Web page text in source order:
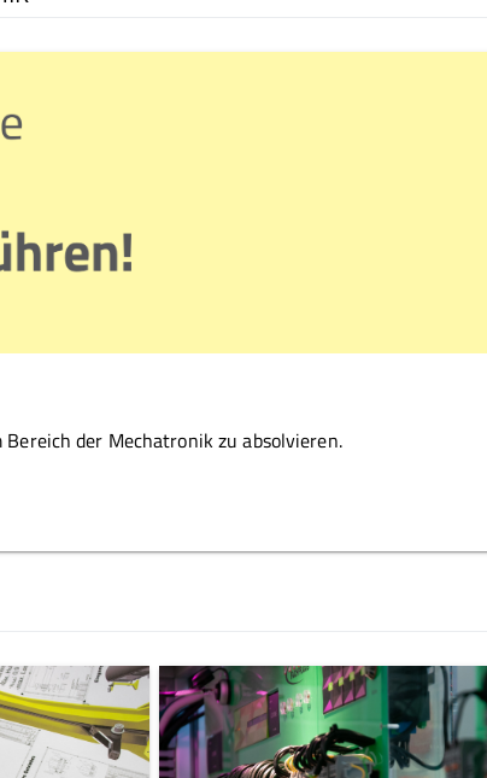
der Mechatronik zu absolvieren.